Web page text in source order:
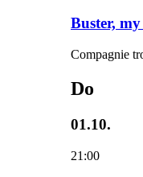
Buster,
Compagnie
Do
01.10.
21:00